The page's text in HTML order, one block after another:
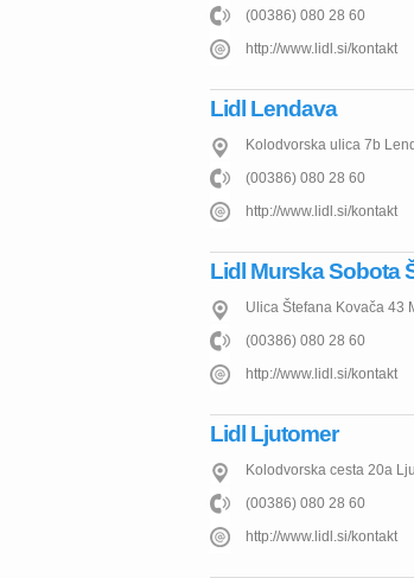
(00386) 080 28 60
http://www.lidl.si/kontakt
Lidl Lendava
Kolodvorska ulica 7b
(00386) 080 28 60
http://www.lidl.si/kontakt
Lidl Murska Sobota
Ulica Štefana Kovača 43
(00386) 080 28 60
http://www.lidl.si/kontakt
Lidl Ljutomer
Kolodvorska cesta 20a
(00386) 080 28 60
http://www.lidl.si/kontakt